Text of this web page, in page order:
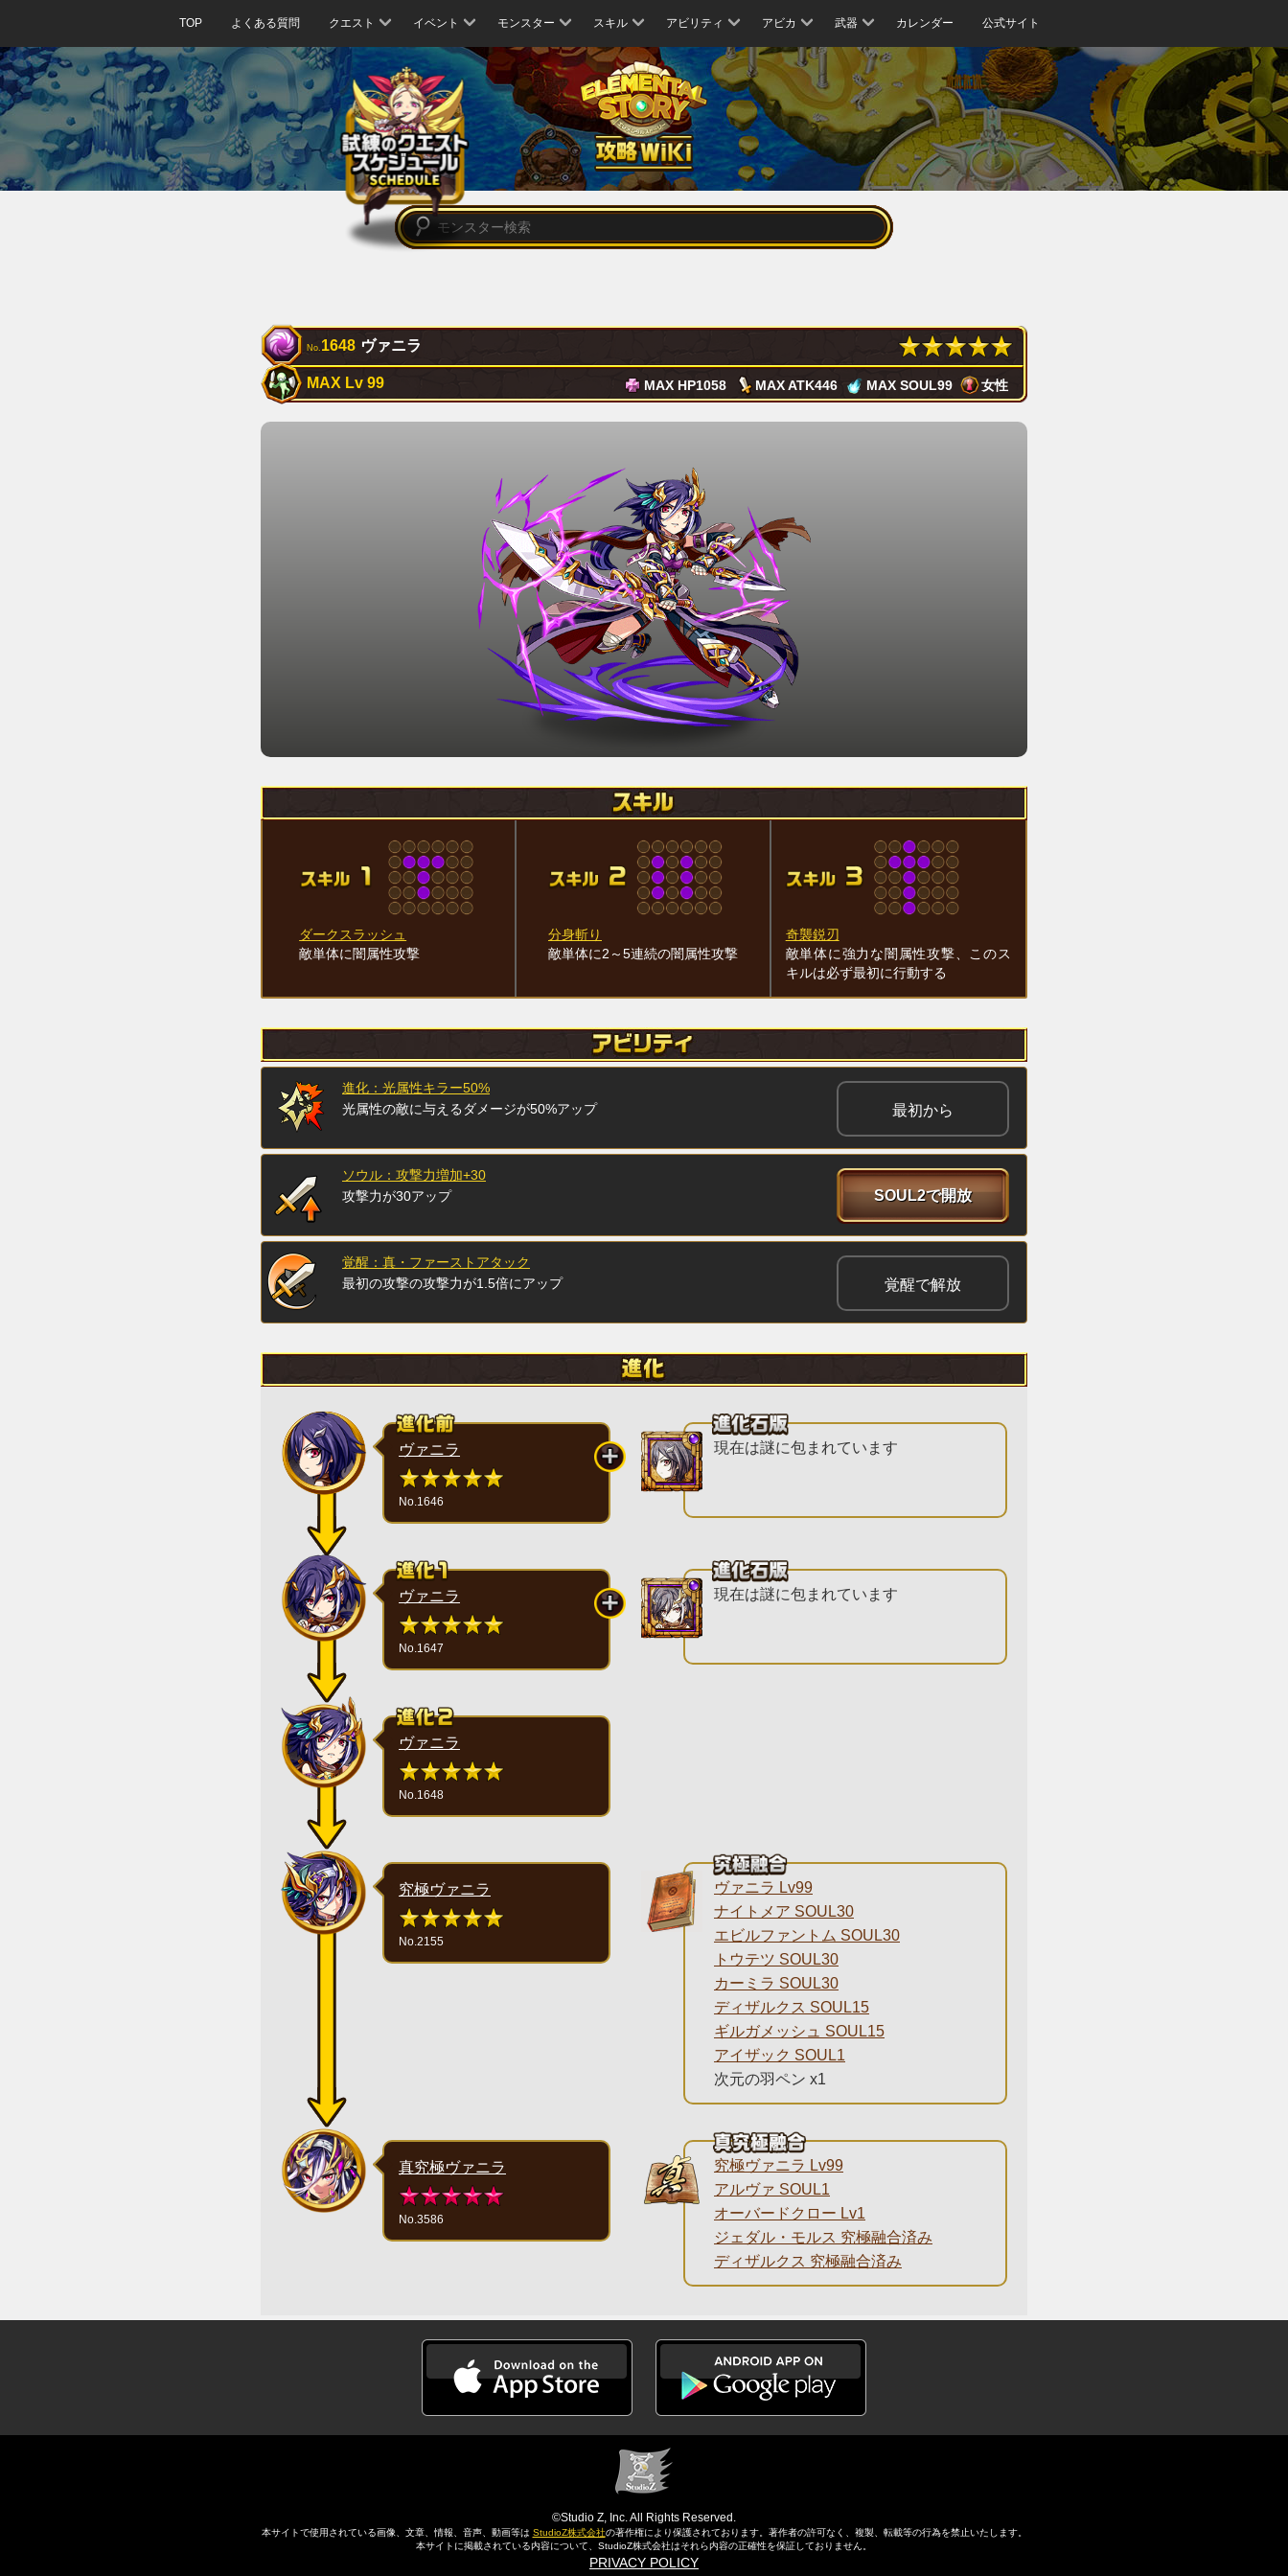
TOP よくある質問 クエスト イベント モンスター スキル アビリティ アビカ 武器 カレンダー 公式サイト
No. 1648 ヴァニラ
MAX Lv 99 MAX HP1058 MAX ATK446 MAX SOUL99 女性
ダークスラッシュ
敵単体に闇属性攻撃
分身斬り
敵単体に2～5連続の闇属性攻撃
奇襲鋭刃
敵単体に強力な闇属性攻撃、このス
キルは必ず最初に行動する
進化：光属性キラー50%
光属性の敵に与えるダメージが50%アップ
最初から
ソウル：攻撃力増加+30
攻撃力が30アップ
SOUL2で開放
覚醒：真・ファーストアタック
最初の攻撃の攻撃力が1.5倍にアップ
覚醒で解放
ヴァニラ
No.1646
現在は謎に包まれています
ヴァニラ
No.1647
現在は謎に包まれています
ヴァニラ
No.1648
究極ヴァニラ
No.2155
ヴァニラ Lv99
ナイトメア SOUL30
エビルファントム SOUL30
トウテツ SOUL30
カーミラ SOUL30
ディザルクス SOUL15
ギルガメッシュ SOUL15
アイザック SOUL1
次元の羽ペン x1
真究極ヴァニラ
No.3586
究極ヴァニラ Lv99
アルヴァ SOUL1
オーバードクロー Lv1
ジェダル・モルス 究極融合済み
ディザルクス 究極融合済み
©Studio Z, Inc. All Rights Reserved.
本サイトで使用されている画像、文章、情報、音声、動画等は StudioZ株式会社の著作権により保護されております。 著作者の許可なく、複製、転載等の行為を禁止いたします。
本サイトに掲載されている内容について、StudioZ株式会社はそれら内容の正確性を保証しておりません。
PRIVACY POLICY